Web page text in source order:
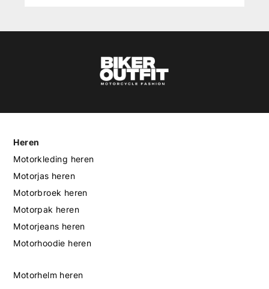
Heren
Motorkleding heren
Motorjas heren
Motorbroek heren
Motorpak heren
Motorjeans heren
Motorhoodie heren
Motorhelm heren